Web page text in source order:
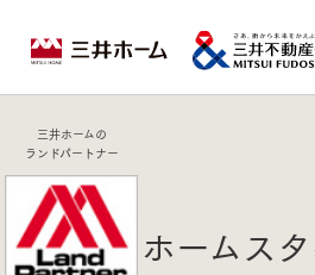
三井ホームの
ランドパートナー
ホームス